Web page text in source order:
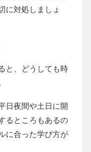
に対処しましょ
と、どうしても時
日夜間や土日に開
るところもあるの
に合った学び方が